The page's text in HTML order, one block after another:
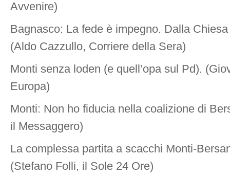
Avvenire)
Bagnasco: La fede è impegno. Dalla
(Aldo Cazzullo, Corriere della Sera)
Monti senza loden (e quell’opa sul Pd).
Europa)
Monti: Non ho fiducia nella coalizione di
il Messaggero)
La complessa partita a scacchi Monti-
(Stefano Folli, il Sole 24 Ore)